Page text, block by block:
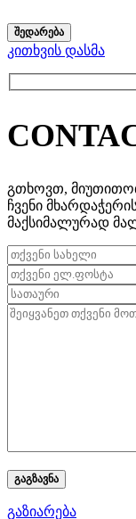
ᲨᲔᲓᲐᲠᲔᲑᲐ
კითხვის დასმა
გთხოვთ,
ჩვენი
მაქსიმალურად
გაზიარება